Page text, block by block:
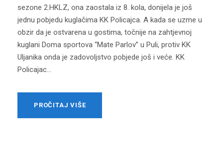
sezone 2.HKLZ, ona zaostala iz 8. kola, donijela je još
jednu pobjedu kuglačima KK Policajca. A kada se uzme u
obzir da je ostvarena u gostima, točnije na zahtjevnoj
kuglani Doma sportova “Mate Parlov” u Puli, protiv KK
Uljanika onda je zadovoljstvo pobjede još i veće. KK
Policajac...
PROČITAJ VIŠE